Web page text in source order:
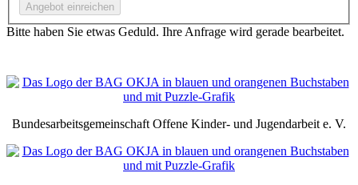
Bitte haben Sie etwas Geduld. Ihre Anfrage wird gerade bearbeitet.
Bundesarbeitsgemeinschaft Offene Kinder- und Jugendarbeit e. V.